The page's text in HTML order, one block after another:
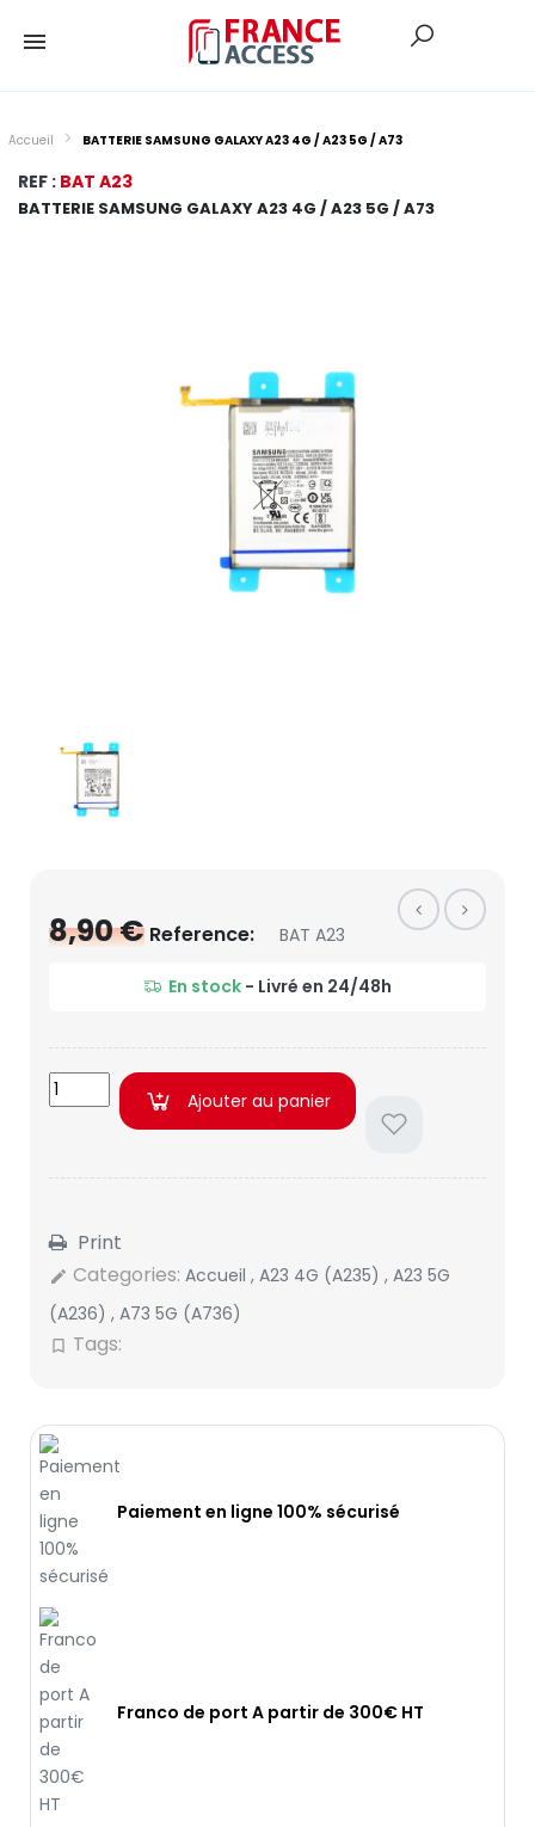
Accueil BATTERIE SAMSUNG GALAXY A23 4G / A23 5G / A73
REF : BAT A23
BATTERIE SAMSUNG GALAXY A23 4G / A23 5G / A73
8,90 € Reference: BAT A23
En stock - Livré en 24/48h
Ajouter au panier
Print
edit Categories: Accueil , A23 4G (A235) , A23 5G
(A236) , A73 5G (A736)
bookmark_border Tags:
Paiement en ligne 100% sécurisé
Franco de port A partir de 300€ HT